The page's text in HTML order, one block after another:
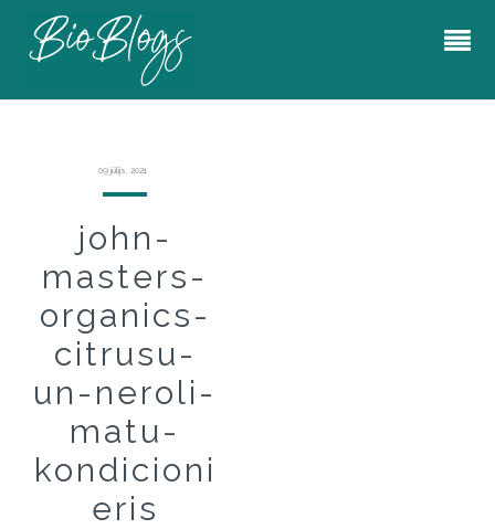
09 jūlijs, 2021
john-
masters-
organics-
citrusu-
un-neroli-
matu-
kondicioni
eris